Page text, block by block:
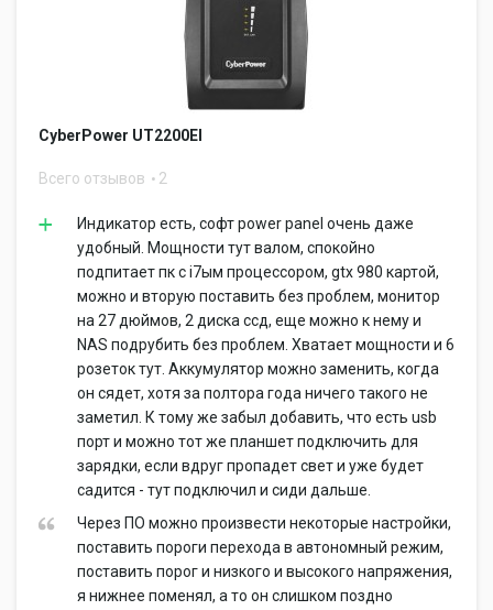
CyberPower UT2200EI
Всего отзывов 2
Индикатор есть, софт power panel очень даже
удобный. Мощности тут валом, спокойно
подпитает пк с i7ым процессором, gtx 980 картой,
можно и вторую поставить без проблем, монитор
на 27 дюймов, 2 диска ссд, еще можно к нему и
NAS подрубить без проблем. Хватает мощности и 6
розеток тут. Аккумулятор можно заменить, когда
он сядет, хотя за полтора года ничего такого не
заметил. К тому же забыл добавить, что есть usb
порт и можно тот же планшет подключить для
зарядки, если вдруг пропадет свет и уже будет
садится - тут подключил и сиди дальше.
Через ПО можно произвести некоторые настройки,
поставить пороги перехода в автономный режим,
поставить порог и низкого и высокого напряжения,
я нижнее поменял, а то он слишком поздно